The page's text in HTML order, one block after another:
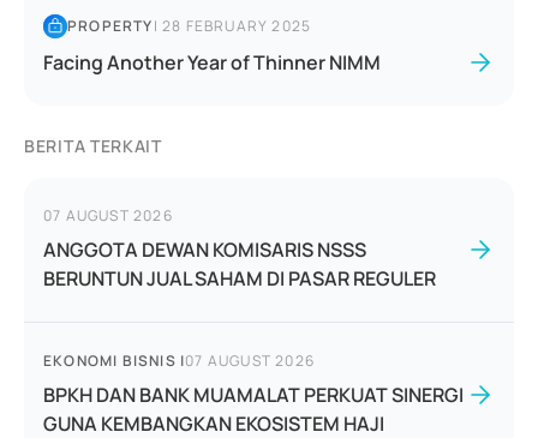
PROPERTY|28 FEBRUARY 2025
Facing Another Year of Thinner NIMM
BERITA TERKAIT
07 AUGUST 2026
ANGGOTA DEWAN KOMISARIS NSSS
BERUNTUN JUAL SAHAM DI PASAR REGULER
EKONOMI BISNIS |07 AUGUST 2026
BPKH DAN BANK MUAMALAT PERKUAT SINERGI
GUNA KEMBANGKAN EKOSISTEM HAJI